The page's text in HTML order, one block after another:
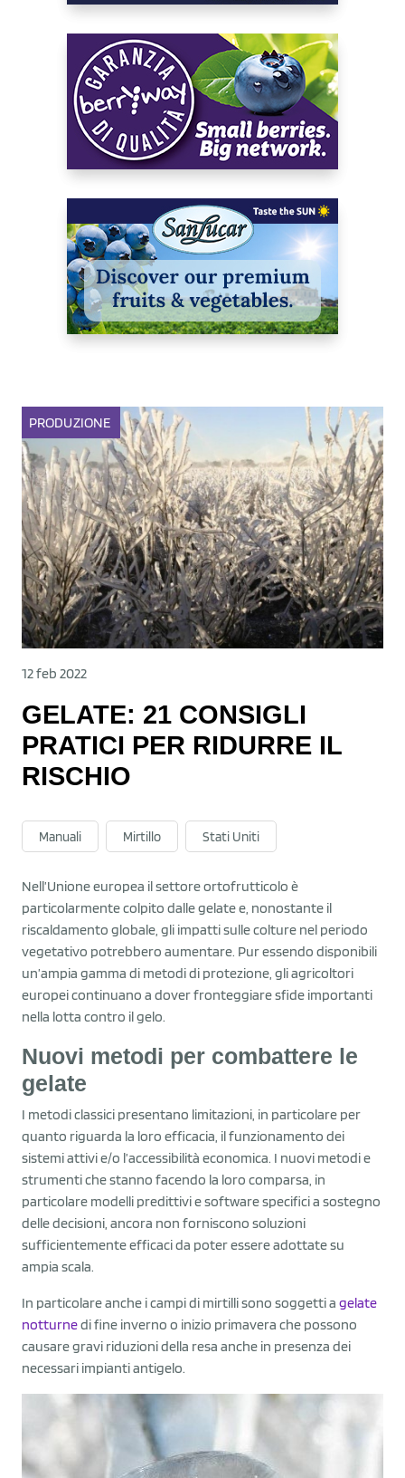
PRODUZIONE
12 feb 2022
GELATE: 21 CONSIGLI
PRATICI PER RIDURRE IL
RISCHIO
Manuali Mirtillo Stati Uniti
Nell’Unione europea il settore ortofrutticolo è
particolarmente colpito dalle gelate e, nonostante il
riscaldamento globale, gli impatti sulle colture nel periodo
vegetativo potrebbero aumentare. Pur essendo disponibili
un’ampia gamma di metodi di protezione, gli agricoltori
europei continuano a dover fronteggiare sfide importanti
nella lotta contro il gelo.
Nuovi metodi per combattere le
gelate
I metodi classici presentano limitazioni, in particolare per
quanto riguarda la loro efficacia, il funzionamento dei
sistemi attivi e/o l’accessibilità economica. I nuovi metodi e
strumenti che stanno facendo la loro comparsa, in
particolare modelli predittivi e software specifici a sostegno
delle decisioni, ancora non forniscono soluzioni
sufficientemente efficaci da poter essere adottate su
ampia scala.
In particolare anche i campi di mirtilli sono soggetti a gelate
notturnedi fine inverno o inizio primavera che possono
causare gravi riduzioni della resa anche in presenza dei
necessari impianti antigelo.